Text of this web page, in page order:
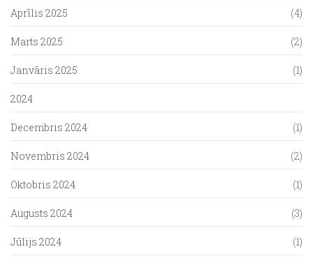
Aprīlis 2025 (4)
Marts 2025 (2)
Janvāris 2025 (1)
2024
Decembris 2024 (1)
Novembris 2024 (2)
Oktobris 2024 (1)
Augusts 2024 (3)
Jūlijs 2024 (1)